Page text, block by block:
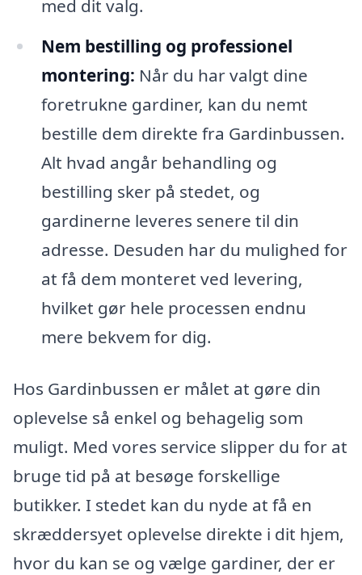
med dit valg.
Nem bestilling og professionel
montering: Når du har valgt dine
foretrukne gardiner, kan du nemt
bestille dem direkte fra Gardinbussen.
Alt hvad angår behandling og
bestilling sker på stedet, og
gardinerne leveres senere til din
adresse. Desuden har du mulighed for
at få dem monteret ved levering,
hvilket gør hele processen endnu
mere bekvem for dig.
Hos Gardinbussen er målet at gøre din
oplevelse så enkel og behagelig som
muligt. Med vores service slipper du for at
bruge tid på at besøge forskellige
butikker. I stedet kan du nyde at få en
skræddersyet oplevelse direkte i dit hjem,
hvor du kan se og vælge gardiner, der er